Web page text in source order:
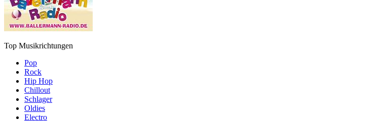
Top Musikrichtungen
Pop
Rock
Hip Hop
Chillout
Schlager
Oldies
Electro